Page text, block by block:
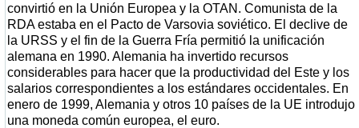
convirtió en la Unión Europea y la OTAN. Comunista de la
RDA estaba en el Pacto de Varsovia soviético. El declive de
la URSS y el fin de la Guerra Fría permitió la unificación
alemana en 1990. Alemania ha invertido recursos
considerables para hacer que la productividad del Este y los
salarios correspondientes a los estándares occidentales. En
enero de 1999, Alemania y otros 10 países de la UE introdujo
una moneda común europea, el euro.